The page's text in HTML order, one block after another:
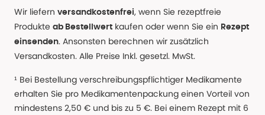
Wir liefern versandkostenfrei, wenn Sie rezeptfreie
Produkte ab Bestellwert kaufen oder wenn Sie ein Rezept
einsenden. Ansonsten berechnen wir zusätzlich
Versandkosten. Alle Preise Inkl. gesetzl. MwSt.
¹ Bei Bestellung verschreibungspflichtiger Medikamente
erhalten Sie pro Medikamentenpackung einen Vorteil von
mindestens 2,50 € und bis zu 5 €. Bei einem Rezept mit 6